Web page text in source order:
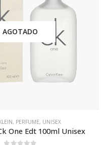
AGOTADO
, PERFUME, UNISEX
One Edt 100ml Unisex